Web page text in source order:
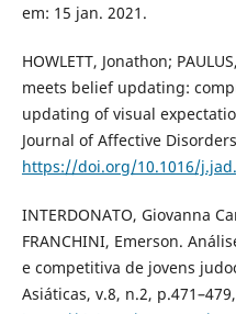
em: 15 jan. 2021.
HOWLETT, Jonathon;
meets belief updating:
updating of visual
Journal of Affective
https://doi.org/10.1016/
INTERDONATO, Giovanna
FRANCHINI, Emerson.
e competitiva de jovens
Asiáticas, v.8, n.2,